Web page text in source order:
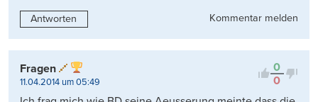
Antworten Kommentar melden
0
0
Fragen
11.04.2014 um 05:49